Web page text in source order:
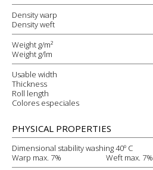
Density warp
Density weft
Weight g/m²
Weight g/lm
Usable width
Thickness
Roll length
Colores especiales
PHYSICAL PROPERTIES
Dimensional stability washing 40º C
Warp max. 7%
Weft max. 7%